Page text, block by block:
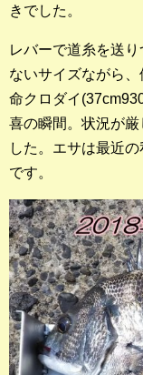
きでした。
レバーで道糸を送
ないサイズながら
命クロダイ
喜の瞬間。状況が
した。エサは最近
です。